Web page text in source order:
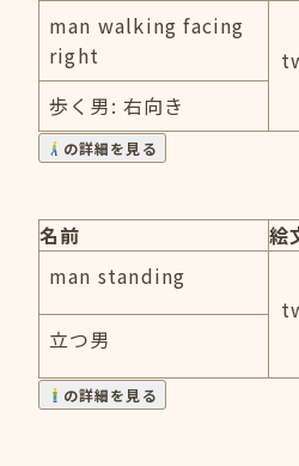
man walking facing
right
歩く男: 右向き
の詳細を見る
名前
絵
man standing
立つ男
の詳細を見る